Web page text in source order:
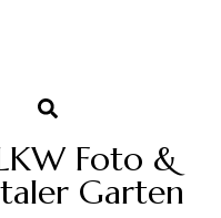
Foto &
Garten